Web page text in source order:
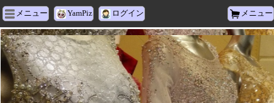
メニュー YamPiz ログイン メニュー